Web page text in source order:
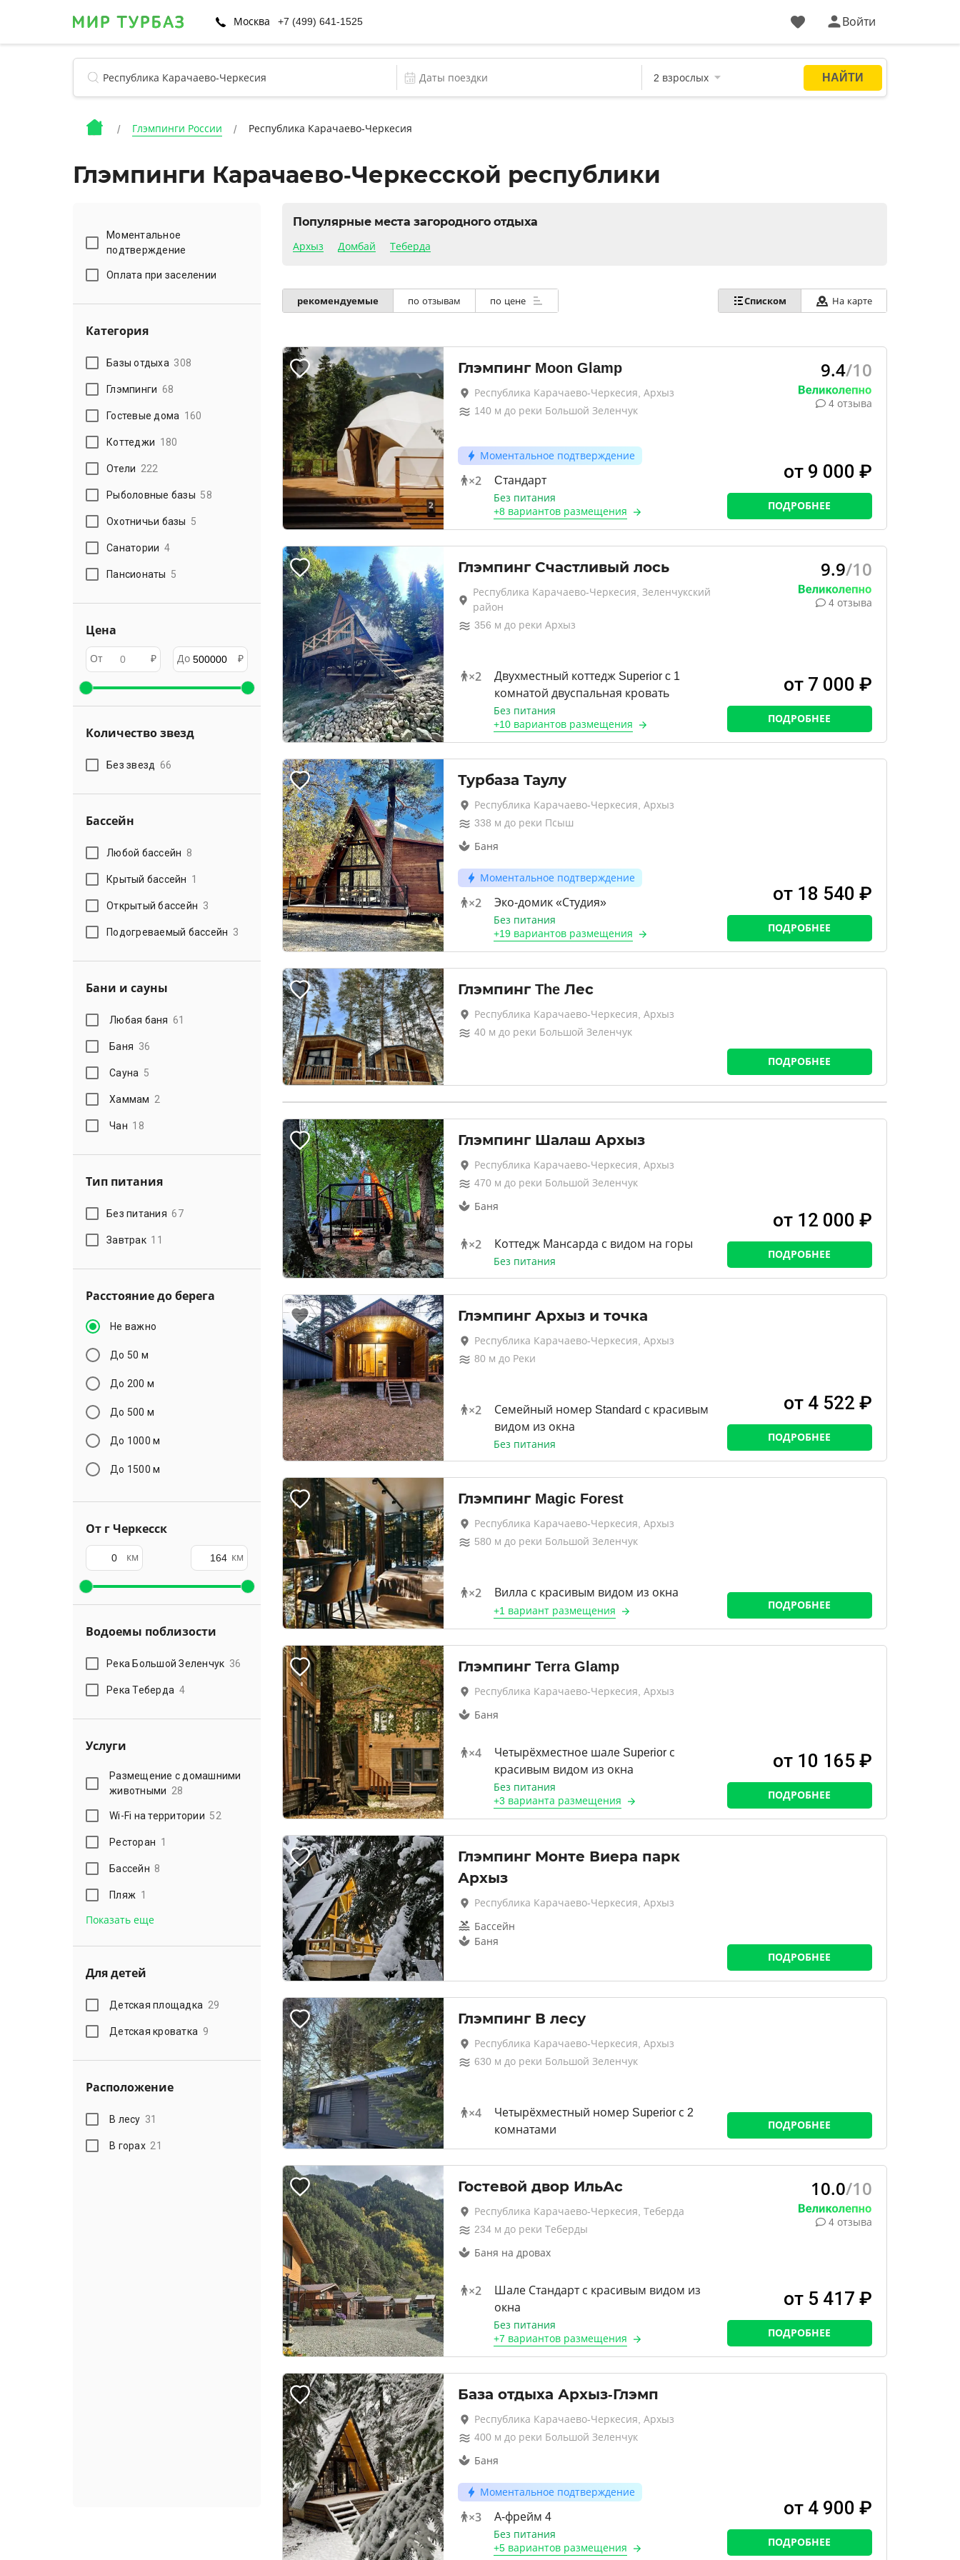
Москва +7 (499) 641-1525 Войти
Глэмпинги России Республика Карачаево-Черкесия
Глэмпинги Карачаево-Черкесской республики
Моментальное
подтверждение
Оплата при заселении
Категория
Базы отдыха 308
Глэмпинги 68
Гостевые дома 160
Коттеджи 180
Отели 222
Рыболовные базы 58
Охотничьи базы 5
Санатории 4
Пансионаты 5
Цена
От ₽ До ₽
Количество звезд
Без звезд 66
Бассейн
Любой бассейн 8
Крытый бассейн 1
Открытый бассейн 3
Подогреваемый бассейн 3
Бани и сауны
Любая баня 61
Баня 36
Сауна 5
Хаммам 2
Чан 18
Тип питания
Без питания 67
Завтрак 11
Расстояние до берега
Не важно
До 50 м
До 200 м
До 500 м
До 1000 м
До 1500 м
От г Черкесск
км км
Водоемы поблизости
Река Большой Зеленчук 36
Река Теберда 4
Услуги
Размещение с домашними
животными 28
Wi-Fi на территории 52
Ресторан 1
Бассейн 8
Пляж 1
Показать еще
Для детей
Детская площадка 29
Детская кроватка 9
Расположение
В лесу 31
В горах 21
Популярные места загородного отдыха
Архыз Домбай Теберда
рекомендуемые по отзывам по цене Списком На карте
Глэмпинг Moon Glamp
Республика Карачаево-Черкесия, Архыз
140 м до реки Большой Зеленчук
Моментальное подтверждение
×2 Cтандарт
Без питания
+8 вариантовразмещения
9.4/10
4 отзыва
от 9 000 ₽
ПОДРОБНЕЕ
Глэмпинг Счастливый лось
Республика Карачаево-Черкесия, Зеленчукский
район
356 м до реки Архыз
×2
Двухместный коттедж Superior c 1
комнатой двуспальная кровать
Без питания
+10 вариантовразмещения
9.9/10
4 отзыва
от 7 000 ₽
ПОДРОБНЕЕ
Турбаза Таулу
Республика Карачаево-Черкесия, Архыз
338 м до реки Псыш
Баня
Моментальное подтверждение
×2 Эко-домик «Студия»
Без питания
+19 вариантовразмещения
от 18 540 ₽
ПОДРОБНЕЕ
Глэмпинг The Лес
Республика Карачаево-Черкесия, Архыз
40 м до реки Большой Зеленчук
ПОДРОБНЕЕ
Глэмпинг Шалаш Архыз
Республика Карачаево-Черкесия, Архыз
470 м до реки Большой Зеленчук
Баня
×2 Коттедж Мансарда с видом на горы
Без питания
от 12 000 ₽
ПОДРОБНЕЕ
Глэмпинг Архыз и точка
Республика Карачаево-Черкесия, Архыз
80 м до Реки
×2
Семейный номер Standard с красивым
видом из окна
Без питания
от 4 522 ₽
ПОДРОБНЕЕ
Глэмпинг Magic Forest
Республика Карачаево-Черкесия, Архыз
580 м до реки Большой Зеленчук
×2 Вилла с красивым видом из окна
+1 вариантразмещения ПОДРОБНЕЕ
Глэмпинг Terra Glamp
Республика Карачаево-Черкесия, Архыз
Баня
×4
Четырёхместное шале Superior с
красивым видом из окна
Без питания
+3 варианта размещения
от 10 165 ₽
ПОДРОБНЕЕ
Глэмпинг Монте Виера парк
Архыз
Республика Карачаево-Черкесия, Архыз
Бассейн
Баня
ПОДРОБНЕЕ
Глэмпинг В лесу
Республика Карачаево-Черкесия, Архыз
630 м до реки Большой Зеленчук
×4
Четырёхместный номер Superior с 2
комнатами
ПОДРОБНЕЕ
Гостевой двор ИльАс
Республика Карачаево-Черкесия, Теберда
234м до реки Теберды
Баня на дровах
×2
Шале Стандарт с красивым видом из
окна
Без питания
+7 вариантовразмещения
10.0/10
4 отзыва
от 5 417 ₽
ПОДРОБНЕЕ
База отдыха Архыз-Глэмп
Республика Карачаево-Черкесия, Архыз
400 м до реки Большой Зеленчук
Баня
Моментальное подтверждение
×3 А-фрейм 4
Без питания
+5 вариантовразмещения
от 4 900 ₽
ПОДРОБНЕЕ